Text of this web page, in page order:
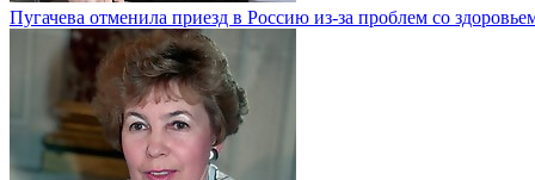
Пугачева отменила приезд в Россию из-за проблем со